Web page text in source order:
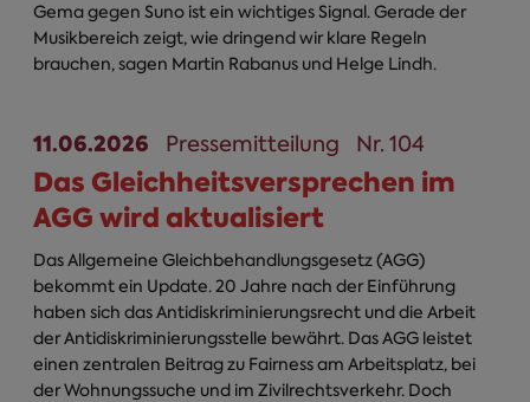
Gema gegen Suno ist ein wichtiges Signal. Gerade der
Musikbereich zeigt, wie dringend wir klare Regeln
brauchen, sagen Martin Rabanus und Helge Lindh.
11.06.2026 Pressemitteilung Nr. 104
Das Gleichheitsversprechen im
AGG wird aktualisiert
Das Allgemeine Gleichbehandlungsgesetz (AGG)
bekommt ein Update. 20 Jahre nach der Einführung
haben sich das Antidiskriminierungsrecht und die Arbeit
der Antidiskriminierungsstelle bewährt. Das AGG leistet
einen zentralen Beitrag zu Fairness am Arbeitsplatz, bei
der Wohnungssuche und im Zivilrechtsverkehr. Doch